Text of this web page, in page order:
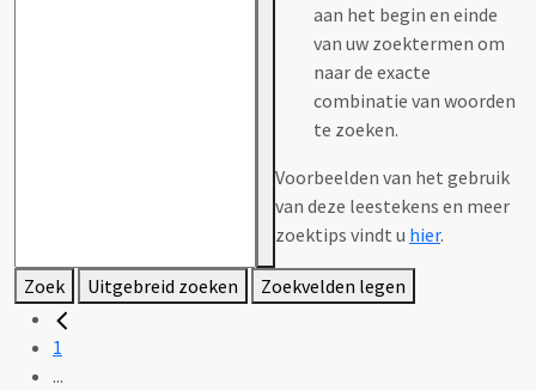
aan het begin en einde
van uw zoektermen om
naar de exacte
combinatie van woorden
te zoeken.
Voorbeelden van het gebruik
van deze leestekens en meer
zoektips vindt u hier.
Zoek Uitgebreid zoeken Zoekvelden legen
1
...